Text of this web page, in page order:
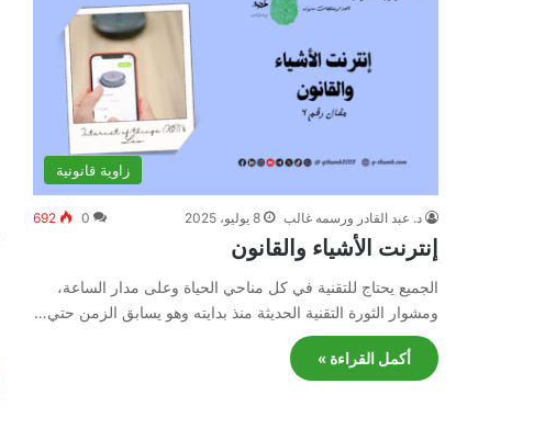
زاوية قانونية
د. عبد القادر ورسمه غالب 8 يوليو، 2025 0
692
إنترنت الأشیاء والقانون
الجمیع یحتاج للتقنیة في كل مناحي الحیاة وعلى مدار الساعة،
ومشوار الثورة التقنیة الحدیثة منذ بدایته وھو یسابق الزمن حتي…
أكمل القراءة »